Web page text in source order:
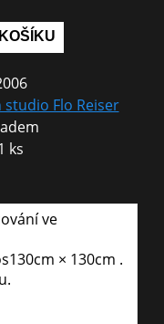
Flo Reiser
ks
ve
× 130cm .